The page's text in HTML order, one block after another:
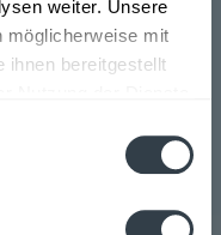
weiter. Unsere
möglicherweise mit
ihnen bereitgestellt
Regionen, Städten,